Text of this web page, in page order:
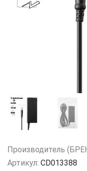
Производитель
Артикул: CD013388